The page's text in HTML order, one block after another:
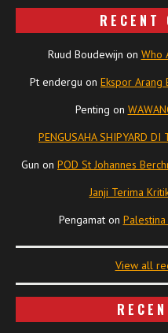
RECENT
Ruud Boudewijn on Who
Pt endergu on Ekspor Arang
Penting on
PENGUSAHA SHIPYARD DI
Gun on POD St Johannes
Janji Terima
Pengamaton
View all